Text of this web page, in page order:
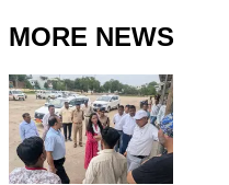
MORE NEWS